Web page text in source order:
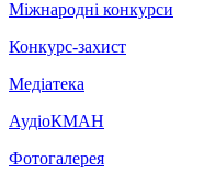
Міжнародні конкурси
Конкурс-захист
Медіатека
АудіоКМАН
Фотогалерея